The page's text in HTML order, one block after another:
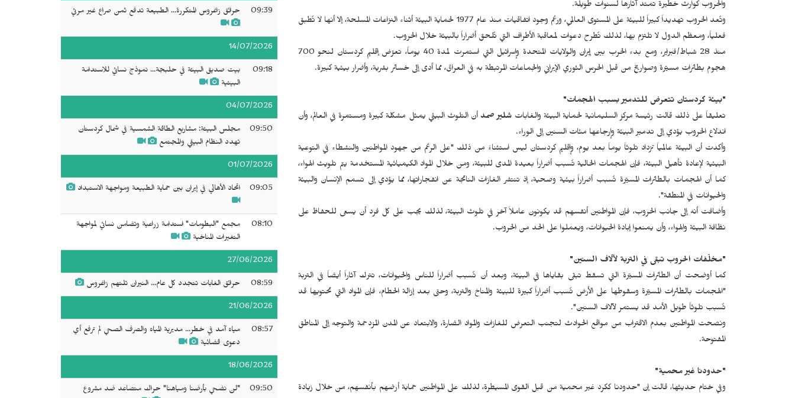
والحروب كوارث خطيرة تمتد آثارها لسنوات طويلة.
وتُعد الحروب تهديداً كبيراً للبيئة على المستوى العالمي، ورغم وجود اتفاقيات منذ عام 1977 لحماية البيئة أثناء النزاعات المسلحة، إلا أنها لا تُطبق
فعلياً، ومعظم الدول لا تلتزم بها، لذلك تُطرح دعوات لمعاقبة الأطراف التي تُلحق أضراراً بالبيئة خلال الحروب.
منذ 28 شباط/فبراير، ومع بدء الحرب بين إيران والولايات المتحدة وإسرائيل التي استمرت لمدة 40 يوماً، تعرّض إقليم كردستان لنحو 700
هجوم بطائرات مسيّرة وصواريخ من قبل الحرس الثوري الإيراني والجماعات المرتبطة به في العراق، مما أدى إلى خسائر بشرية، وأضرار بيئية كبيرة.
"بيئة كردستان تتعرض للتدمير بسبب الهجمات"
تعليقاً على ذلك قالت رئيسة مركز السليمانية لحماية البيئة والغابات شلير صمد أن التلوث البيئي يمثل مشكلة كبيرة ومستمرة في العالم، وأن
اندلاع الحروب يؤدي إلى تدمير البيئة وإرجاعها مئات السنين إلى الوراء.
وأكدت أن البيئة عالمياً تزداد تلوثاً يوماً بعد يوم، وإقليم كردستان ليس استثناءً من ذلك "على الرغم من جهود المواطنين والنشطاء في التوعية
البيئية لإعادة تأهيل البيئة، فإن الهجمات الحالية تُسبب أضراراً بعيدة المدى للبيئة، ومن خلال المواد الكيميائية المستخدمة يتم تلويث الهواء،
كما أن الهجمات بالطائرات المسيّرة تُسبب أضراراً بيئية وصحية، إذ تنتشر الغازات الناتجة عن انفجاراتها، مما يؤدي إلى تسمم الإنسان والبيئة
والحيوانات في المنطقة".
وأضافت أنه إلى جانب الحروب، فإن المواطنين أنفسهم قد يكونون عاملاً آخر في تلوث البيئة، لذلك يجب على كل فرد أن يسعى للحفاظ على
نظافة البيئة والهواء، وأن يمنعوا إبادة الحيوانات، ويعملوا على الحد من الحروب.
"مخلّفات الحروب تبقى في التربة لآلاف السنين"
كما أوضحت أن الطائرات المسيّرة التي تسقط تبقى بقاياها في البيئة، وبعد أن تُسبب أضراراً للناس والحيوانات، تترك آثاراً أيضاً في التربة
"الهجمات بالطائرات المسيّرة وسقوطها على الأرض تُسبب أضراراً كبيرة للبيئة والمناخ والتربة، وحتى بعد إزالة الحطام، فإن المواد التي تحتويها قد
تُسبب تلوثاً طويل الأمد قد يستمر لآلاف السنين".
ونصحت المواطنين بعدم الاقتراب من مواقع الحوادث لتجنب التعرض للغازات والمواد الضارة، والابتعاد عن المدن المزدحمة والتوجه إلى المناطق
المفتوحة.
"حدودنا غير محمية"
وفي ختام حديثها، قالت إن "حدودنا ككرد غير محمية من قبل القوى المسيطرة، لذلك على المواطنين حماية أرضهم بأنفسهم، من خلال زيادة
09:39 حرائق زاغروس المتكررة... الطبيعة تدفع ثمن صراع غير مرئي
14/07/2026
09:18
بيت صديق البيئة في حلبجة... نموذج نسائي للاستدامة
البيئية
04/07/2026
09:50
مجلس البيئة: مشاريع الطاقة الشمسية في شمال كردستان
تهدد النظام البيئي والمجتمع
01/07/2026
09:05 اتحاد الأهالي في إيران بين حماية الطبيعة ومواجهة الاستبداد
08:10
مجمع "البطومات" استدامة زراعية وتضامن نسائي لمواجهة
التغيرات المناخية
27/06/2026
08:59 حرائق الغابات تتجدد كل عام... النيران تلتهم زاغروس
21/06/2026
08:57
مياه آمد في خطر... مديرية المياه والصرف الصحي لم ترفع أي
دعوى قضائية
18/06/2026
09:50 "لن نضحي بأرضنا ومياهنا" حراك متصاعد ضد مشروع